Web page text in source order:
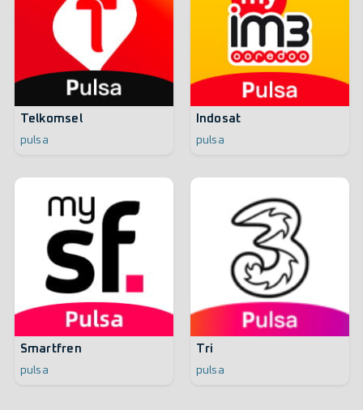
Telkomsel
pulsa
Indosat
pulsa
Smartfren
pulsa
Tri
pulsa